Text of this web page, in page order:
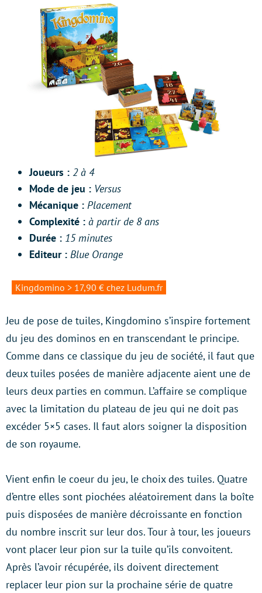
Joueurs : 2 à 4
Mode de jeu : Versus
Mécanique : Placement
Complexité : à partir de 8 ans
Durée : 15 minutes
Editeur : Blue Orange
Kingdomino > 17,90 € chez Ludum.fr
Jeu de pose de tuiles, Kingdomino s’inspire fortement
du jeu des dominos en en transcendant le principe.
Comme dans ce classique du jeu de société, il faut que
deux tuiles posées de manière adjacente aient une de
leurs deux parties en commun. L’affaire se complique
avec la limitation du plateau de jeu qui ne doit pas
excéder 5×5 cases. Il faut alors soigner la disposition
de son royaume.
Vient enfin le coeur du jeu, le choix des tuiles. Quatre
d’entre elles sont piochées aléatoirement dans la boîte
puis disposées de manière décroissante en fonction
du nombre inscrit sur leur dos. Tour à tour, les joueurs
vont placer leur pion sur la tuile qu’ils convoitent.
Après l’avoir récupérée, ils doivent directement
replacer leur pion sur la prochaine série de quatre